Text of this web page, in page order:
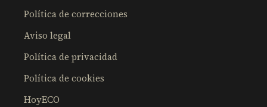
Política de correcciones
Aviso legal
Política de privacidad
Política de cookies
HoyECO